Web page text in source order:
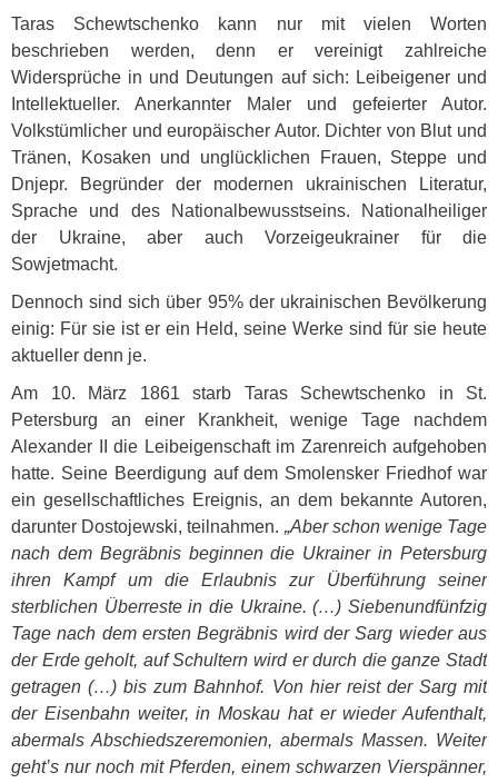
Taras Schewtschenko kann nur mit vielen Worten
beschrieben werden, denn er vereinigt zahlreiche
Widersprüche in und Deutungen auf sich: Leibeigener und
Intellektueller. Anerkannter Maler und gefeierter Autor.
Volkstümlicher und europäischer Autor. Dichter von Blut und
Tränen, Kosaken und unglücklichen Frauen, Steppe und
Dnjepr. Begründer der modernen ukrainischen Literatur,
Sprache und des Nationalbewusstseins. Nationalheiliger
der Ukraine, aber auch Vorzeigeukrainer für die
Sowjetmacht.
Dennoch sind sich über 95% der ukrainischen Bevölkerung
einig: Für sie ist er ein Held, seine Werke sind für sie heute
aktueller denn je.
Am 10. März 1861 starb Taras Schewtschenko in St.
Petersburg an einer Krankheit, wenige Tage nachdem
Alexander II die Leibeigenschaft im Zarenreich aufgehoben
hatte. Seine Beerdigung auf dem Smolensker Friedhof war
ein gesellschaftliches Ereignis, an dem bekannte Autoren,
darunter Dostojewski, teilnahmen. „Aber schon wenige Tage
nach dem Begräbnis beginnen die Ukrainer in Petersburg
ihren Kampf um die Erlaubnis zur Überführung seiner
sterblichen Überreste in die Ukraine. (…) Siebenundfünfzig
Tage nach dem ersten Begräbnis wird der Sarg wieder aus
der Erde geholt, auf Schultern wird er durch die ganze Stadt
getragen (…) bis zum Bahnhof. Von hier reist der Sarg mit
der Eisenbahn weiter, in Moskau hat er wieder Aufenthalt,
abermals Abschiedszeremonien, abermals Massen. Weiter
geht’s nur noch mit Pferden, einem schwarzen Vierspänner,